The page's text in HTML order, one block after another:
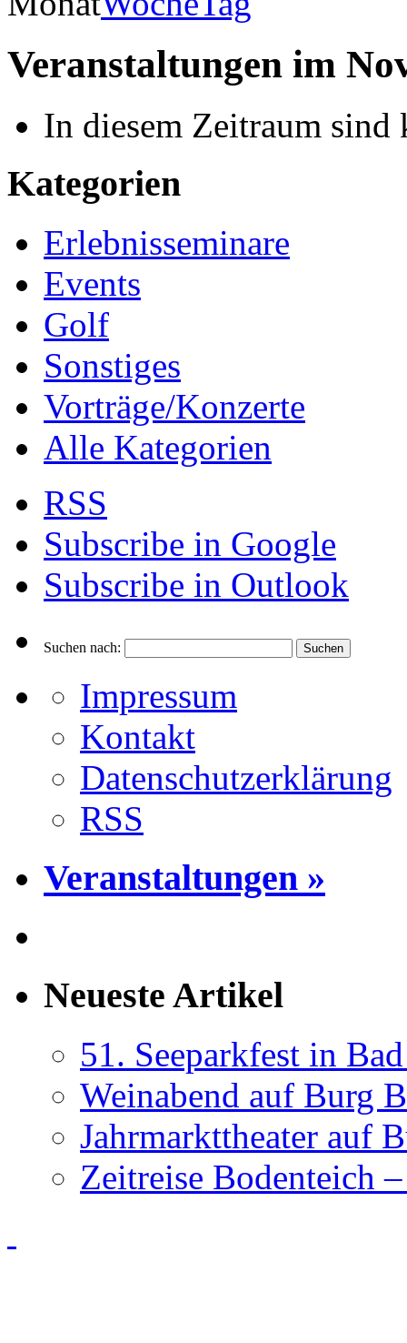
Veranstaltungen im
In diesem Zeitraum sind
Kategorien
Erlebnisseminare
Events
Golf
Sonstiges
Vorträge/Konzerte
Alle Kategorien
RSS
Subscribe in Google
Subscribe in Outlook
Suchen nach:
Impressum
Kontakt
Datenschutzerklärung
RSS
Veranstaltungen »
Neueste Artikel
51. Seeparkfest in
Weinabend auf Burg
Jahrmarkttheater auf
Zeitreise Bodenteich